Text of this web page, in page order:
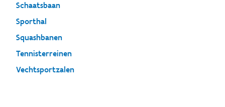
Schaatsbaan
Sporthal
Squashbanen
Tennisterreinen
Vechtsportzalen